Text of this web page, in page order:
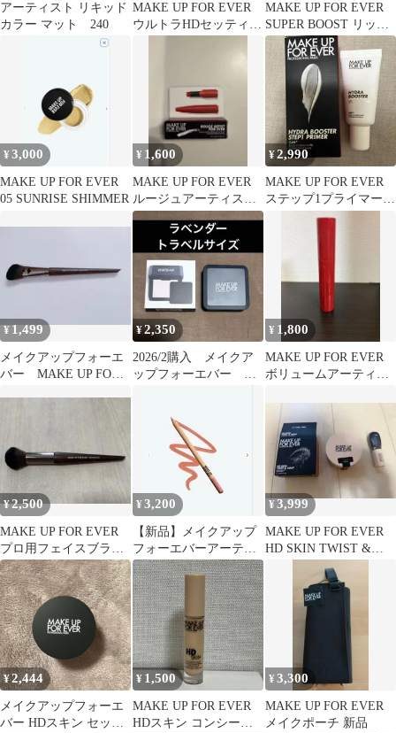
アーティスト リキッド
カラー マット 240
MAKE UP FOR EVER
ウルトラHDセッティン
MAKE UP FOR EVER
SUPER BOOST リップ
グロス 09
¥3,000
MAKE UP FOR EVER
05 SUNRISE SHIMMER
¥ 1,600
MAKE UP FOR EVER
ルージュアーティスト
フォーエバー 138
¥2,990
MAKE UP FOR EVER
ステップ1プライマー
ハイドラブースター
¥1,499
メイクアップフォーエ
バー MAKE UP FOR
¥2,350
2026/2購入 メイクア
ップフォーエバー HD
¥ 1,800
MAKE UP FOR EVER
ボリュームアーティス
¥2,500
MAKE UP FOR EVER
プロ用フェイスブラシ
152WAVY
¥3,200
【新品】メイクアップ
フォーエバーアーティ
ストカラーペンシル
コズミック 310
¥3,999
MAKE UP FOR EVER
HD SKIN TWIST &
¥2,444
メイクアップフォーエ
バー HDスキン セッテ
¥ 1,500
MAKE UP FOR EVER
HDスキン コンシーラ
¥3,300
MAKE UP FOR EVER
メイクポーチ 新品